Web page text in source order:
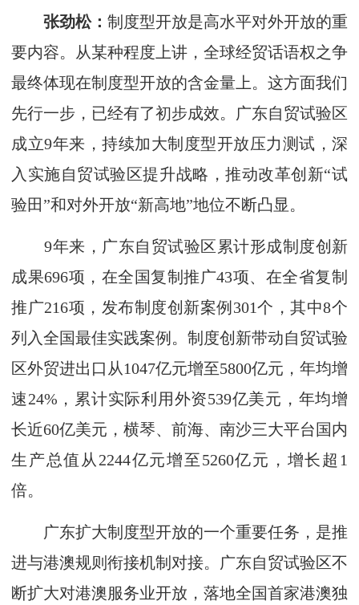
张劲松： 制度型开放是高水平对外开放的重
要内容。从某种程度上讲，全球经贸话语权之争
最终体现在制度型开放的含金量上。这方面我们
先行一步，已经有了初步成效。广东自贸试验区
成立9年来，持续加大制度型开放压力测试，深
入实施自贸试验区提升战略，推动改革创新“试
验田”和对外开放“新高地”地位不断凸显。
9年来，广东自贸试验区累计形成制度创新
成果696项，在全国复制推广43项、在全省复制
推广216项，发布制度创新案例301个，其中8个
列入全国最佳实践案例。制度创新带动自贸试验
区外贸进出口从1047亿元增至5800亿元，年均增
速24%，累计实际利用外资539亿美元，年均增
长近60亿美元，横琴、前海、南沙三大平台国内
生产总值从2244亿元增至5260亿元，增长超1
倍。
广东扩大制度型开放的一个重要任务，是推
进与港澳规则衔接机制对接。广东自贸试验区不
断扩大对港澳服务业开放，落地全国首家港澳独